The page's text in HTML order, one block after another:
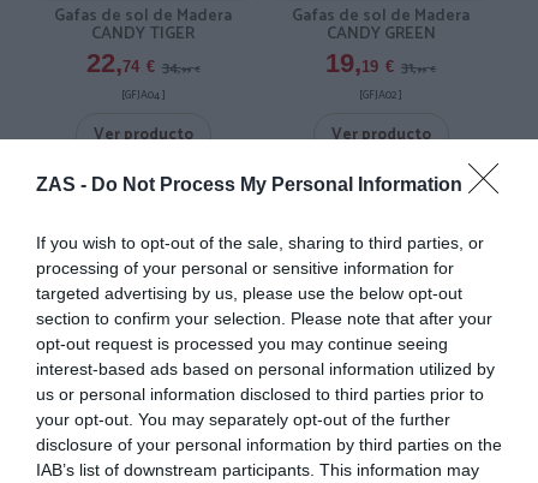
ZAS - Do Not Process My Personal Information
If you wish to opt-out of the sale, sharing to third parties, or
processing of your personal or sensitive information for
targeted advertising by us, please use the below opt-out
section to confirm your selection. Please note that after your
opt-out request is processed you may continue seeing
interest-based ads based on personal information utilized by
us or personal information disclosed to third parties prior to
your opt-out. You may separately opt-out of the further
disclosure of your personal information by third parties on the
IAB’s list of downstream participants. This information may
Gafas de sol de Madera
CANDY TIGER
22,74 € 34,99 €
[GFJA04 ]
Ver producto
Gafas de sol de Madera
CANDY GREEN
19,19 € 31,99 €
[GFJA02 ]
Ver producto